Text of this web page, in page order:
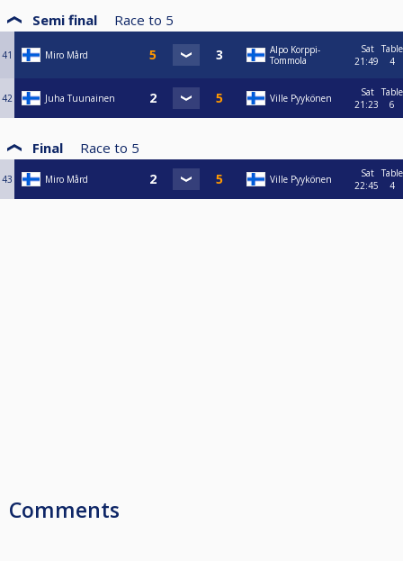
Semi final Race to 5
41 Miro Mård
Alpo Korppi-
Tommola
Sat
21:49
Table
4
42 Juha Tuunainen Ville Pyykönen
Sat
21:23
Table
6
Final Race to 5
43 Miro Mård Ville Pyykönen
Sat
22:45
Table
4
Comments